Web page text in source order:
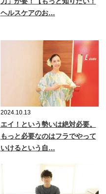
ヘルスケアのお…
2024.10.13
エイ！という勢いは絶対必要。
もっと必要なのはフラでやって
いけるという自…